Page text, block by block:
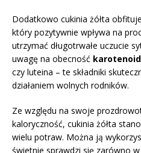
Dodatkowo cukinia żółta
który pozytywnie wpływa na
utrzymać długotrwałe uczucie
uwagę na obecność
czy luteina – te składniki
działaniem wolnych rodników.
Ze względu na swoje
kaloryczność, cukinia żółta
wielu potraw. Można ją
świetnie sprawdzi się zarówno